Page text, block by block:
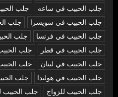
جلب الحبيب في ساعه
جلب
جلب الحبيب في سويسرا
جلب
جلب الحبيب في فرنسا
جلب
جلب الحبيب في قطر
جلب
جلب الحبيب في لبنان
جلب
جلب الحبيب في هولندا
جلب
جلب الحبيب للزواج
جلب الحبيب